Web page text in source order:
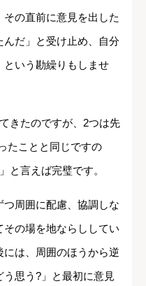
の直前に意見を出した
んだ」と受け止め、自分
いう勘繰りもしませ
きたのですが、2つは先
たことと同じですの
と言えば完璧です。
周囲に配慮、協調しな
の場を地ならししてい
は、周囲のほうから逆
思う?」と最初に意見